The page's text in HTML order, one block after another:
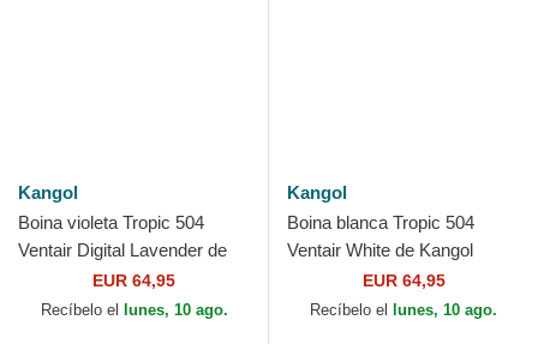
Kangol
Boina violeta Tropic 504
Ventair Digital Lavender de
EUR 64,95
Recíbelo el lunes, 10 ago.
Kangol
Boina blanca Tropic 504
Ventair White de Kangol
EUR 64,95
Recíbelo el lunes, 10 ago.